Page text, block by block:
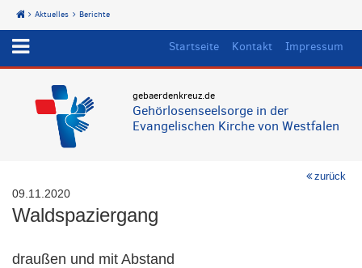
Start
Aktuelles Berichte
Startseite Kontakt Impressum
gebaerdenkreuz.de
Gehörlosenseelsorge in der
Evangelischen Kirche von Westfalen
zurück
09.11.2020
Waldspaziergang
draußen und mit Abstand